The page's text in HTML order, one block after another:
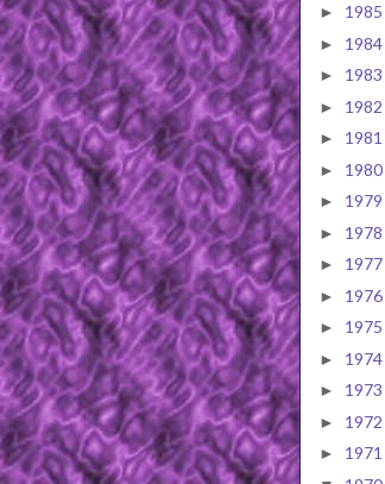
► 1985
► 1984
► 1983
► 1982
► 1981
► 1980
► 1979
► 1978
► 1977
► 1976
► 1975
► 1974
► 1973
► 1972
► 1971